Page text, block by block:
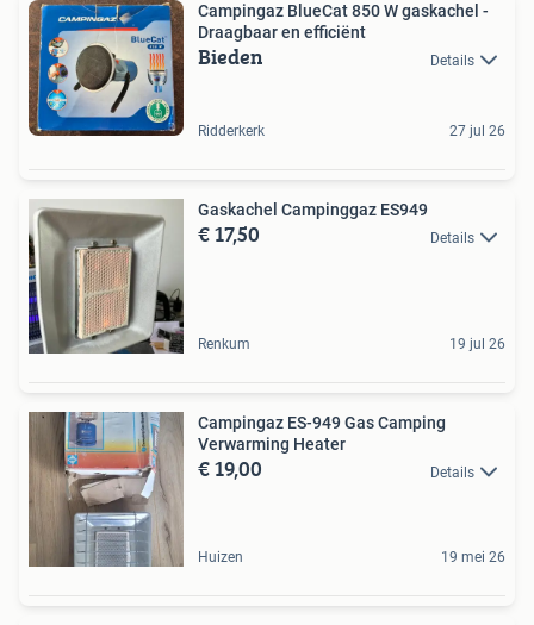
Campingaz BlueCat 850 W gaskachel -
Draagbaar en efficiënt
Bieden Details
Ridderkerk 27 jul 26
Gaskachel Campinggaz ES949
€ 17,50 Details
Renkum 19 jul 26
Campingaz ES-949 Gas Camping
Verwarming Heater
€ 19,00 Details
Huizen 19 mei 26